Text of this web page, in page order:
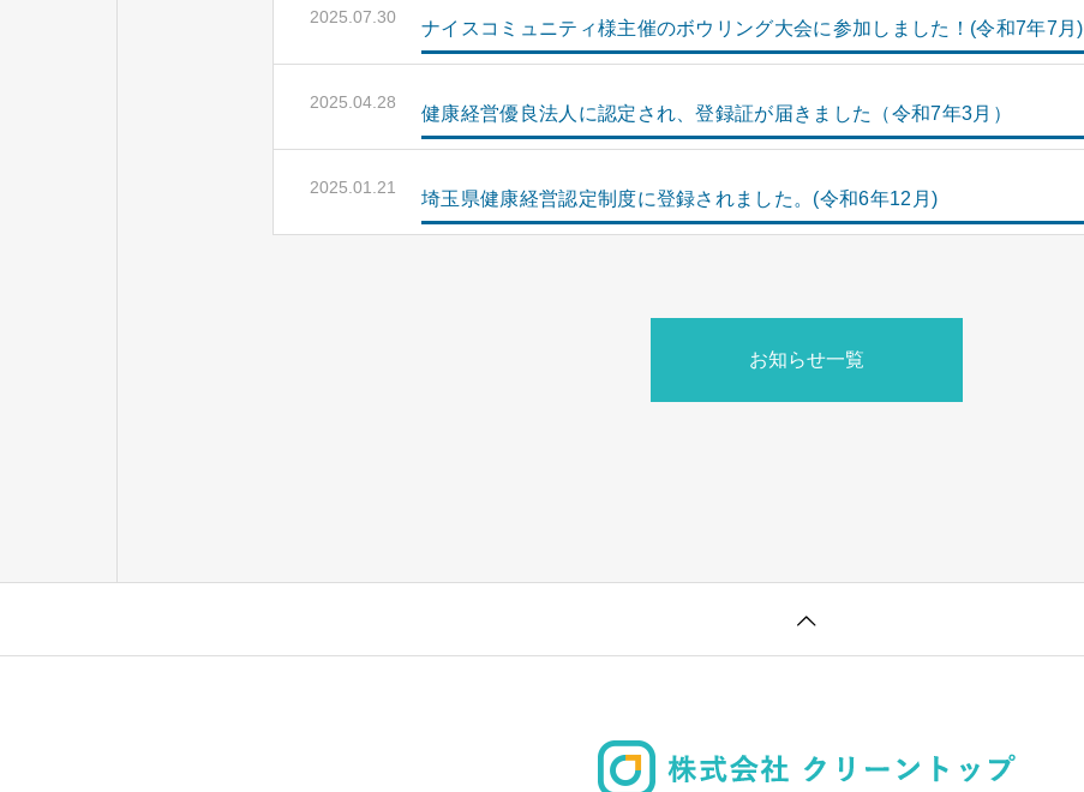
2025.07.30
ナイスコミュニティ様主催のボウリング大会に参加しました！(令和7年7月)
2025.04.28
健康経営優良法人に認定され、登録証が届きました（令和7年3月）
2025.01.21
埼玉県健康経営認定制度に登録されました。(令和6年12月)
お知らせ一覧